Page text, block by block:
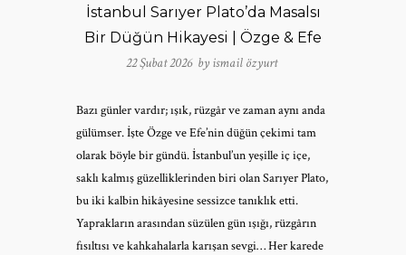
İstanbul Sarıyer Plato’da Masalsı
Bir Düğün Hikayesi | Özge & Efe
22 Şubat 2026 by ismail özyurt
Bazı günler vardır; ışık, rüzgâr ve zaman aynı anda
gülümser. İşte Özge ve Efe’nin düğün çekimi tam
olarak böyle bir gündü. İstanbul’un yeşille iç içe,
saklı kalmış güzelliklerinden biri olan Sarıyer Plato,
bu iki kalbin hikâyesine sessizce tanıklık etti.
Yaprakların arasından süzülen gün ışığı, rüzgârın
fısıltısı ve kahkahalarla karışan sevgi… Her karede